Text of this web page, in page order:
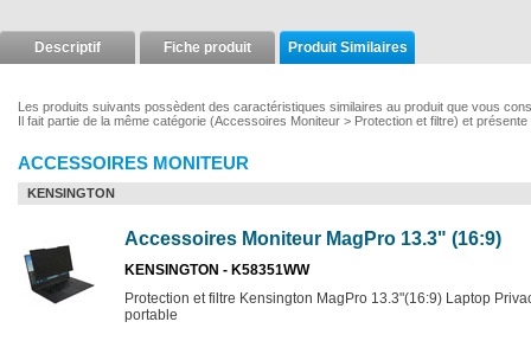
Descriptif Fiche produit Produit Similaires
Les produits suivants possèdent des caractéristiques similaires au produit que vous
Il fait partie de la même catégorie (Accessoires Moniteur > Protection et filtre) et
ACCESSOIRES MONITEUR
KENSINGTON
Accessoires Moniteur MagPro 13.3" (16:9)
KENSINGTON - K58351WW
Protection et filtre Kensington MagPro 13.3"(16:9) Laptop
portable